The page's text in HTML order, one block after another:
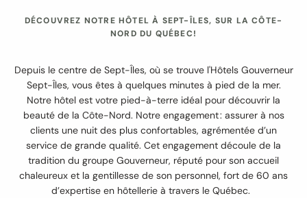
DÉCOUVREZ NOTRE HÔTEL À SEPT-ÎLES, SUR LA CÔTE-
NORD DU QUÉBEC!
Depuis le centre de Sept-Îles, où se trouve l'Hôtels Gouverneur
Sept-Îles, vous êtes à quelques minutes à pied de la mer.
Notre hôtel est votre pied-à-terre idéal pour découvrir la
beauté de la Côte-Nord. Notre engagement : assurer à nos
clients une nuit des plus confortables, agrémentée d’un
service de grande qualité. Cet engagement découle de la
tradition du groupe Gouverneur, réputé pour son accueil
chaleureux et la gentillesse de son personnel, fort de 60 ans
d’expertise en hôtellerie à travers le Québec.